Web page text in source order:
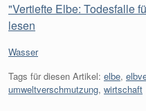
"Vertiefte Elbe: Todesfalle
lesen
Kategorien:
Wasser
Tags für diesen Artikel: elbe,
umweltverschmutzung, wirtschaft